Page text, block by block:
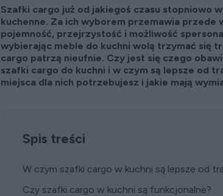
Szafki cargo już od jakiegoś czasu stopniowo
kuchenne. Za ich wyborem przemawia przede
pojemność, przejrzystość i możliwość
wybierając meble do kuchni wolą trzymać się
cargo patrzą nieufnie. Czy jest się czego
szafki cargo do kuchni i w czym są lepsze od
miejsca dla nich potrzebujesz i jakie mają
Spis treści
W czym szafki cargo w kuchni są lepsze od
Czy szafki cargo w kuchni są funkcjonalne?